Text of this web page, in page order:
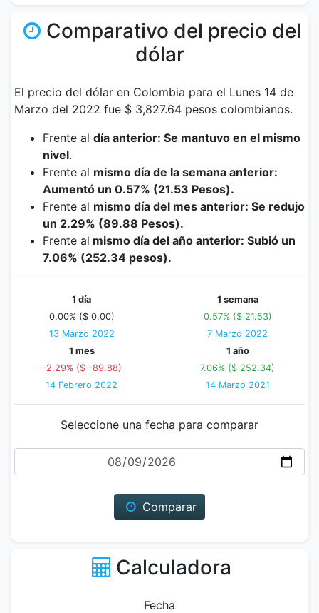
Comparativo del precio del
dólar
El precio del dólar en Colombia para el Lunes 14 de
Marzo del 2022 fue $ 3,827.64 pesos colombianos.
Frente al día anterior: Se mantuvo en el mismo
nivel.
Frente al mismo día de la semana anterior:
Aumentó un 0.57% (21.53 Pesos).
Frente al mismo día del mes anterior: Se redujo
un 2.29% (89.88 Pesos).
Frente al mismo día del año anterior: Subió un
7.06% (252.34 pesos).
1 día
0.00% ($ 0.00)
13 Marzo 2022
1 semana
0.57% ($ 21.53)
7 Marzo 2022
1 mes
-2.29% ($ -89.88)
14 Febrero 2022
1 año
7.06% ($ 252.34)
14 Marzo 2021
Seleccione una fecha para comparar
Fecha
Comparar
Calculadora
Fecha